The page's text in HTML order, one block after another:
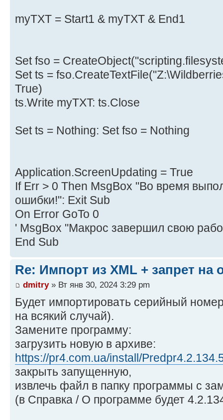
myTXT = Start1 & myTXT & End1
Set fso =
Set ts =
True)
ts.Write myTXT: ts.Close
Set ts = Nothing: Set fso = Nothing
Application.ScreenUpdating = True
If Err > 0 Then MsgBox "Во время
ошибки!": Exit Sub
On Error GoTo 0
' MsgBox "Макрос завершил свою
End Sub
Re: Импорт из XML + запрет на
dmitry» Вт янв 30, 2024 3:29 pm
Будет импортировать серийный
на всякий случай).
Замените программу:
загрузить новую в архиве:
https://pr4.com.ua/install/
закрыть запущенную,
извлечь файл в папку программы с
(в Справка / О программе будет